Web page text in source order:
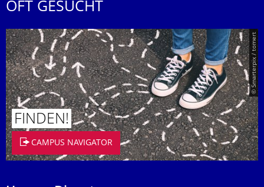
OFT GESUCHT
© Smarterpix / tomert
FINDEN!
CAMPUS NAVIGATOR